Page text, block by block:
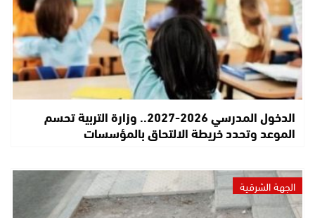
الدخول المدرسي 2026-2027.. وزارة التربية تحسم
الموعد وتحدد خريطة الالتحاق بالمؤسسات
الجهة الشرقية